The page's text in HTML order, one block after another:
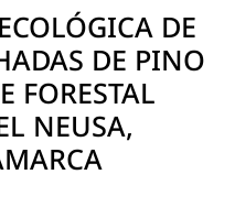
DE
DE PINO
FORESTAL
NEUSA,